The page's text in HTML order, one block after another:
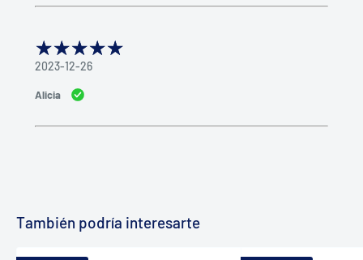
2023-12-26
Alicia
También podría interesarte